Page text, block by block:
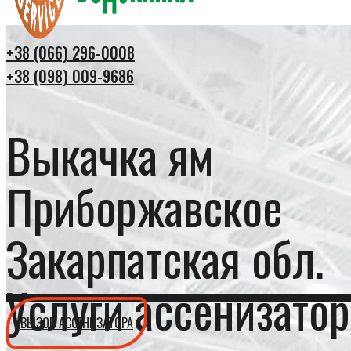
+38 (066) 296-0008
+38 (098) 009-9686
Выкачка ям
Приборжавское
Закарпатская обл.
Услуги
ВЫЗОВ АССЕНИЗАТОРА